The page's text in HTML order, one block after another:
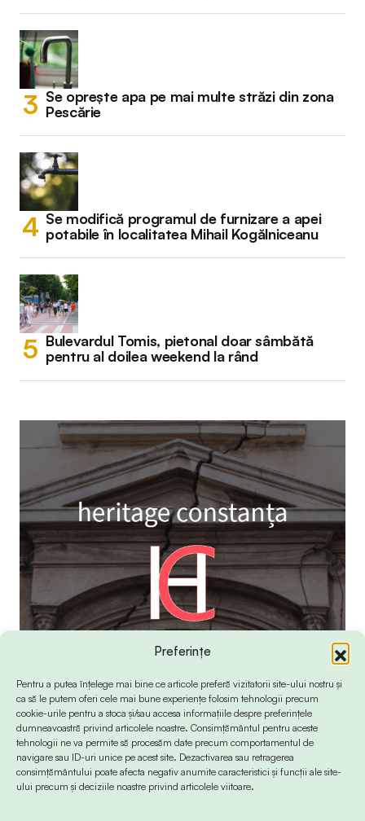
Preferințe
Pentru a putea înțelege mai bine ce articole preferă vizitatorii site-ului nostru și
ca să le putem oferi cele mai bune experiențe folosim tehnologii precum
cookie-urile pentru a stoca și/sau accesa informațiile despre preferințele
dumneavoastră privind articolele noastre. Consimțământul pentru aceste
tehnologii ne va permite să procesăm date precum comportamentul de
navigare sau ID-uri unice pe acest site. Dezactivarea sau retragerea
consimțământului poate afecta negativ anumite caracteristici și funcții ale site-
ului precum și deciziile noastre privind articolele viitoare.
Se oprește apa pe mai multe străzi din zona
Pescărie
Se modifică programul de furnizare a apei
potabile în localitatea Mihail Kogălniceanu
Bulevardul Tomis, pietonal doar sâmbătă
pentru al doilea weekend la rând